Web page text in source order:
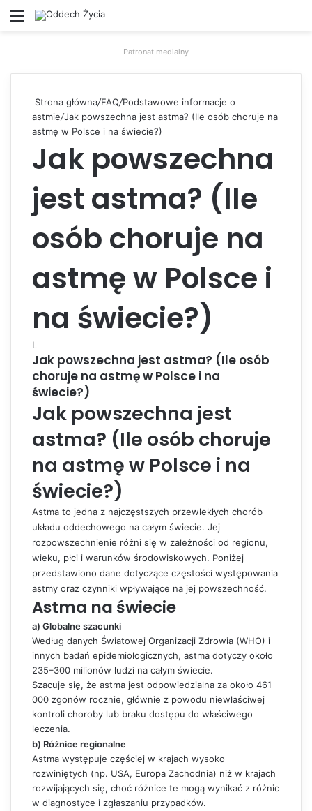
Menu
Patronat medialny
Strona główna/FAQ/Podstawowe informacje o
astmie/Jak powszechna jest astma? (Ile osób choruje na
astmę w Polsce i na świecie?)
Jak powszechna
jest astma? (Ile
osób choruje na
astmę w Polsce i
na świecie?)
L
Jak powszechna jest astma? (Ile osób
choruje na astmę w Polsce i na
świecie?)
Jak powszechna jest
astma? (Ile osób choruje
na astmę w Polsce i na
świecie?)
Astma to jedna z najczęstszych przewlekłych chorób
układu oddechowego na całym świecie. Jej
rozpowszechnienie różni się w zależności od regionu,
wieku, płci i warunków środowiskowych. Poniżej
przedstawiono dane dotyczące częstości występowania
astmy oraz czynniki wpływające na jej powszechność.
Astma na świecie
a) Globalne szacunki
Według danych Światowej Organizacji Zdrowia (WHO) i
innych badań epidemiologicznych, astma dotyczy około
235–300 milionów ludzi na całym świecie.
Szacuje się, że astma jest odpowiedzialna za około 461
000 zgonów rocznie, głównie z powodu niewłaściwej
kontroli choroby lub braku dostępu do właściwego
leczenia.
b) Różnice regionalne
Astma występuje częściej w krajach wysoko
rozwiniętych (np. USA, Europa Zachodnia) niż w krajach
rozwijających się, choć różnice te mogą wynikać z różnic
w diagnostyce i zgłaszaniu przypadków.